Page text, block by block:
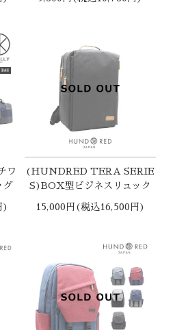
ワ
グ
)
(HUNDRED TERA SERIE
S)BOX型ビジネスリュック
15,000円(税込16,500円)